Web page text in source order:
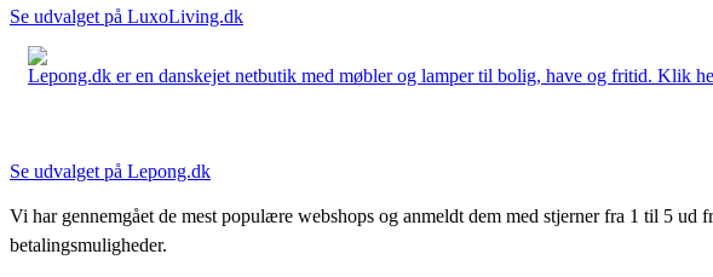
Se udvalget på LuxoLiving.dk
Lepong.dk er en danskejet netbutik med møbler og lamper til bolig, have og fritid. Klik
Se udvalget på Lepong.dk
Vi har gennemgået de mest populære webshops og anmeldt dem med stjerner fra 1 til 5
betalingsmuligheder.